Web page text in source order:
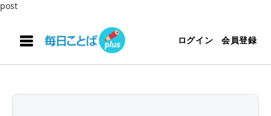
post
ログイン 会員登録